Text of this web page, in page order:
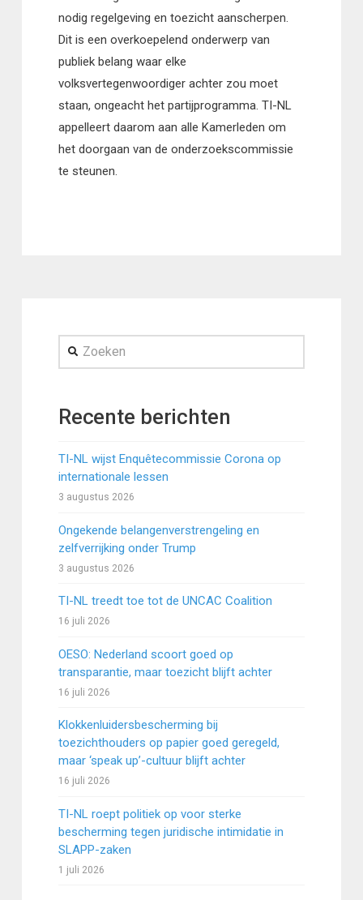
nodig regelgeving en toezicht aanscherpen.
Dit is een overkoepelend onderwerp van
publiek belang waar elke
volksvertegenwoordiger achter zou moet
staan, ongeacht het partijprogramma. TI-NL
appelleert daarom aan alle Kamerleden om
het doorgaan van de onderzoekscommissie
te steunen.
Zoeken
Recente berichten
TI-NL wijst Enquêtecommissie Corona op
internationale lessen
3 augustus 2026
Ongekende belangenverstrengeling en
zelfverrijking onder Trump
3 augustus 2026
TI-NL treedt toe tot de UNCAC Coalition
16 juli 2026
OESO: Nederland scoort goed op
transparantie, maar toezicht blijft achter
16 juli 2026
Klokkenluidersbescherming bij
toezichthouders op papier goed geregeld,
maar ‘speak up’-cultuur blijft achter
16 juli 2026
TI-NL roept politiek op voor sterke
bescherming tegen juridische intimidatie in
SLAPP-zaken
1 juli 2026